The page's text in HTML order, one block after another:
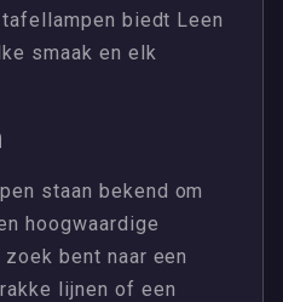
biedt Leen
smaak en elk
staan bekend om
hoogwaardige
bent naar een
lijnen of een